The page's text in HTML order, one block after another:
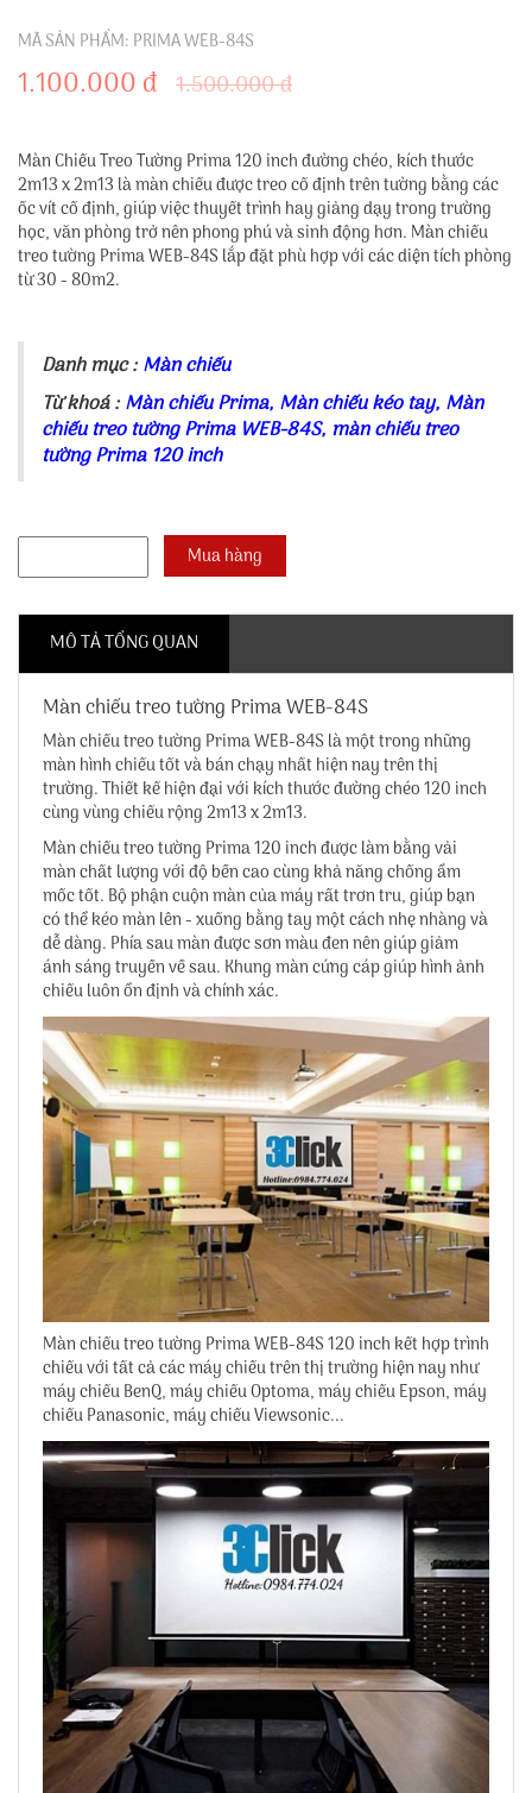
MÃ SẢN PHẨM: PRIMA WEB-84S
1.100.000 đ 1.500.000 đ
Màn Chiếu Treo Tường Prima 120 inch đường chéo, kích thước
2m13 x 2m13 là màn chiếu được treo cố định trên tường bằng các
ốc vít cố định, giúp việc thuyết trình hay giảng dạy trong trường
học, văn phòng trở nên phong phú và sinh động hơn. Màn chiếu
treo tường Prima WEB-84S lắp đặt phù hợp với các diện tích phòng
từ 30 - 80m2.
Danh mục :Màn chiếu
Từ khoá :Màn chiếu Prima, Màn chiếu kéo tay, Màn
chiếu treo tường Prima WEB-84S, màn chiếu treo
tường Prima 120 inch
MÔ TẢ TỔNG QUAN
Màn chiếu treo tường Prima WEB-84S
Màn chiếu treo tường Prima WEB-84S là một trong những
màn hình chiếu tốt và bán chạy nhất hiện nay trên thị
trường. Thiết kế hiện đại với kích thước đường chéo 120 inch
cùng vùng chiếu rộng 2m13 x 2m13.
Màn chiếu treo tường Prima 120 inchđược làm bằng vải
màn chất lượng với độ bền cao cùng khả năng chống ẩm
mốc tốt. Bộ phận cuộn màn của máy rất trơn tru, giúp bạn
có thể kéo màn lên - xuống bằng tay một cách nhẹ nhàng và
dễ dàng. Phía sau màn được sơn màu đen nên giúp giảm
ánh sáng truyền về sau. Khung màn cứng cáp giúp hình ảnh
chiếu luôn ổn định và chính xác.
Màn chiếu treo tường Prima WEB-84S 120 inch kết hợp trình
chiếu với tất cả các máy chiếu trên thị trường hiện nay như
máy chiếu BenQ, máy chiếu Optoma, máy chiếu Epson, máy
chiếu Panasonic, máy chiếu Viewsonic...